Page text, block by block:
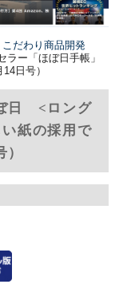
こだわり商品開発
ー「ほぼ日手帳」
日号）
日 <ロング
紙の採用で